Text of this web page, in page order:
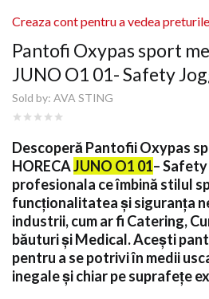
Pantofi Oxypas sport
JUNO O1 01- Safety
Sold by: AVA STING
Creaza cont pentru a vedea preturile
DescoperăPantofii Oxypas
HORECAJUNO O1 01–
profesionala ce îmbină stilul
funcționalitatea și siguranța
industrii, cum ar fi Catering,
băuturi și Medical. Acești
pentru a se potrivi în medii
inegale și chiar pe suprafețe